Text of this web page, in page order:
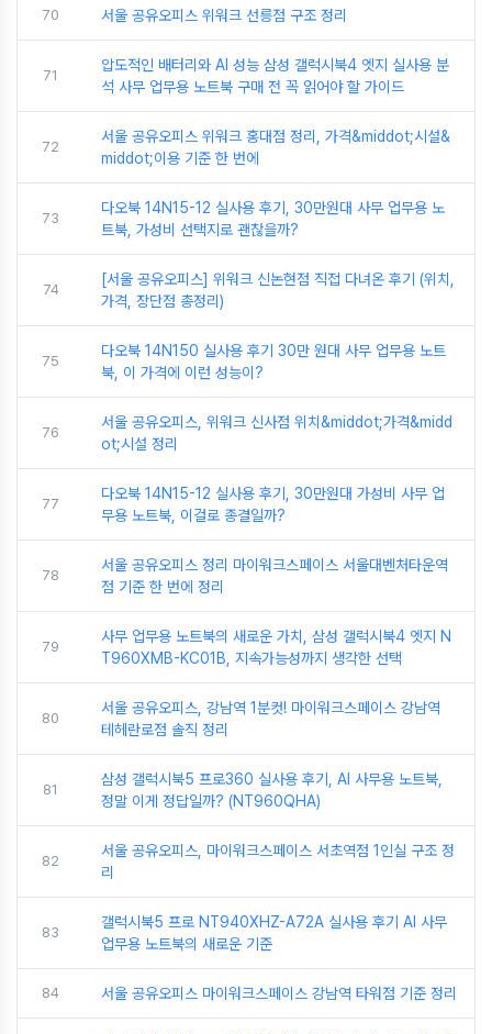
70 서울 공유오피스 위워크 선릉점 구조 정리
71
압도적인 배터리와 AI 성능 삼성 갤럭시북4 엣지 실사용 분
석 사무 업무용 노트북 구매 전 꼭 읽어야 할 가이드
72
서울 공유오피스 위워크 홍대점 정리, 가격&middot;시설&
middot;이용 기준 한 번에
73
다오북 14N15-12 실사용 후기, 30만원대 사무 업무용 노
트북, 가성비 선택지로 괜찮을까?
74
[서울 공유오피스] 위워크 신논현점 직접 다녀온 후기 (위치,
가격, 장단점 총정리)
75
다오북 14N150 실사용 후기 30만 원대 사무 업무용 노트
북, 이 가격에 이런 성능이?
76
서울 공유오피스, 위워크 신사점 위치&middot;가격&midd
ot;시설 정리
77
다오북 14N15-12 실사용 후기, 30만원대 가성비 사무 업
무용 노트북, 이걸로 종결일까?
78
서울 공유오피스 정리 마이워크스페이스 서울대벤처타운역
점 기준 한 번에 정리
79
사무 업무용 노트북의 새로운 가치, 삼성 갤럭시북4 엣지 N
T960XMB-KC01B, 지속가능성까지 생각한 선택
80
서울 공유오피스, 강남역 1분컷! 마이워크스페이스 강남역
테헤란로점 솔직 정리
81
삼성 갤럭시북5 프로360 실사용 후기, AI 사무용 노트북,
정말 이게 정답일까? (NT960QHA)
82
서울 공유오피스, 마이워크스페이스 서초역점 1인실 구조 정
리
83
갤럭시북5 프로 NT940XHZ-A72A 실사용 후기 AI 사무
업무용 노트북의 새로운 기준
84 서울 공유오피스 마이워크스페이스 강남역 타워점 기준 정리